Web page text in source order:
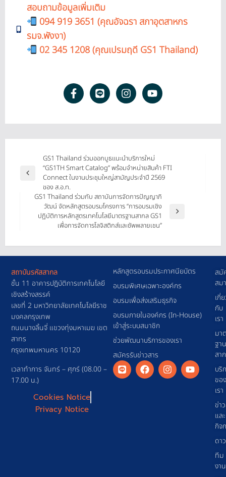
สอบถามข้อมูลเพิ่มเติม
094 919 3651 (คุณอัจฉรา สภาอุตสาหกร
รมจ.พังงา)
02 345 1208 (คุณเปรมฤดี GS1 Thailand)
GS1 Thailand ร่วมออกบูธแนะนำบริการใหม่
“GS1TH Smart Catalog” พร้อมจำหน่ายสินค้า FTI
Connect ในงานประชุมใหญ่สามัญประจำปี 2569
ของ ส.อ.ท.
GS1 Thailand ร่วมกับ สถาบันการจัดการปัญญาภิ
วัฒน์ จัดหลักสูตรอบรมโครงการ “การอบรมเชิง
ปฏิบัติการหลักสูตรเทคโนโลยีมาตรฐานสากล GS1
เพื่อการจัดการโลจิสติกส์และซัพพลายเชน”
สมั
สม
เกี่
กับ
เรา
มา
ฐาน
สา
บริ
ของ
เรา
ข่า
และ
กิจ
ดา
ทีม
งาน
หลักสูตรอบรมประกาศนียบัตร
อบรมพิเศษเฉพาะองค์กร
อบรมเพื่อส่งเสริมธุรกิจ
อบรมภายในองค์กร (In-House)
เข้าสู่ระบบสมาชิก
ช่วยพัฒนาบริการของเรา
สมัครรับข่าวสาร
สถาบันรหัสสากล
ชั้น 11 อาคารปฎิบัติการเทคโนโลยี
เชิงสร้างสรรค์
เลขที่ 2 มหาวิทยาลัยเทคโนโลยีราช
มงคลกรุงเทพ
ถนนนางลิ้นจี่ แขวงทุ่งมหาเมฆ เขต
สาทร
กรุงเทพมหานคร 10120
เวลาทำการ จันทร์ – ศุกร์ (08.00 –
17.00 น.)
Cookies Notice
Privacy Notice